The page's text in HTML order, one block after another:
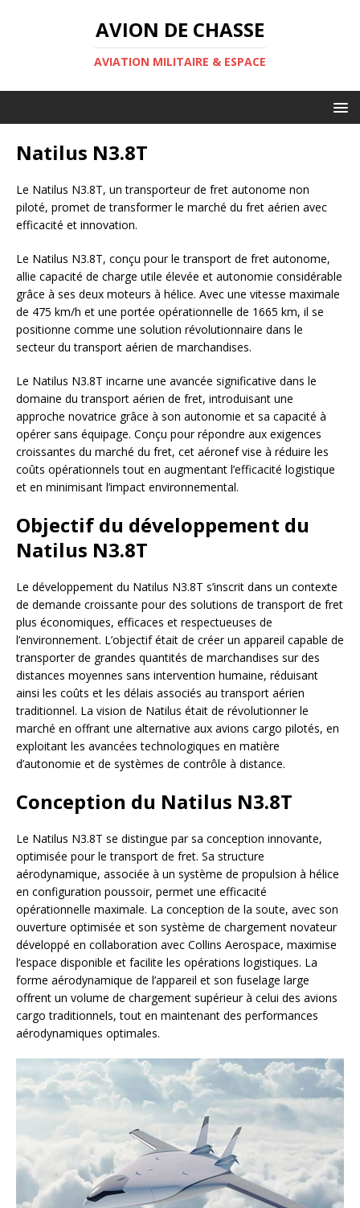
AVION DE CHASSE
AVIATION MILITAIRE & ESPACE
Natilus N3.8T
Le Natilus N3.8T, un transporteur de fret autonome non
piloté, promet de transformer le marché du fret aérien avec
efficacité et innovation.
Le Natilus N3.8T, conçu pour le transport de fret autonome,
allie capacité de charge utile élevée et autonomie considérable
grâce à ses deux moteurs à hélice. Avec une vitesse maximale
de 475 km/h et une portée opérationnelle de 1665 km, il se
positionne comme une solution révolutionnaire dans le
secteur du transport aérien de marchandises.
Le Natilus N3.8T incarne une avancée significative dans le
domaine du transport aérien de fret, introduisant une
approche novatrice grâce à son autonomie et sa capacité à
opérer sans équipage. Conçu pour répondre aux exigences
croissantes du marché du fret, cet aéronef vise à réduire les
coûts opérationnels tout en augmentant l’efficacité logistique
et en minimisant l’impact environnemental.
Objectif du développement du
Natilus N3.8T
Le développement du Natilus N3.8T s’inscrit dans un contexte
de demande croissante pour des solutions de transport de fret
plus économiques, efficaces et respectueuses de
l’environnement. L’objectif était de créer un appareil capable de
transporter de grandes quantités de marchandises sur des
distances moyennes sans intervention humaine, réduisant
ainsi les coûts et les délais associés au transport aérien
traditionnel. La vision de Natilus était de révolutionner le
marché en offrant une alternative aux avions cargo pilotés, en
exploitant les avancées technologiques en matière
d’autonomie et de systèmes de contrôle à distance.
Conception du Natilus N3.8T
Le Natilus N3.8T se distingue par sa conception innovante,
optimisée pour le transport de fret. Sa structure
aérodynamique, associée à un système de propulsion à hélice
en configuration poussoir, permet une efficacité
opérationnelle maximale. La conception de la soute, avec son
ouverture optimisée et son système de chargement novateur
développé en collaboration avec Collins Aerospace, maximise
l’espace disponible et facilite les opérations logistiques. La
forme aérodynamique de l’appareil et son fuselage large
offrent un volume de chargement supérieur à celui des avions
cargo traditionnels, tout en maintenant des performances
aérodynamiques optimales.